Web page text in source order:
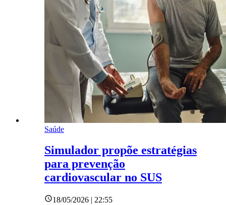
Saúde
Simulador propõe estratégias
para prevenção
cardiovascular no SUS
18/05/2026 | 22:55